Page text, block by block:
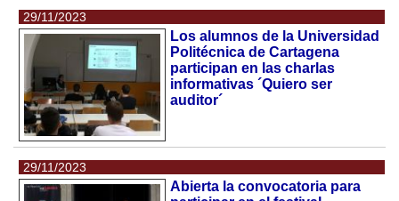
29/11/2023
Los alumnos de la Universidad
Politécnica de Cartagena
participan en las charlas
informativas ´Quiero ser
auditor´
29/11/2023
Abierta la convocatoria para